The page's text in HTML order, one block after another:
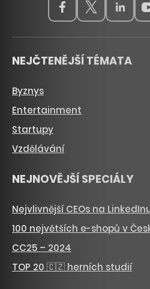
NEJČTENĚJŠÍ TÉMATA
Byznys
Entertainment
Startupy
Vzdělávání
NEJNOVĚJŠÍ SPECIÁLY
Nejvlivnější CEOs na
100 největších e-shopů v
CC25 – 2024
TOP 20 🇨🇿 herních studií